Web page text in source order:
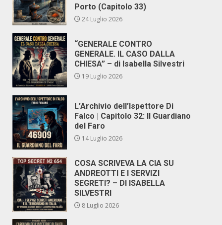
Porto (Capitolo 33)
24 Luglio 2026
“GENERALE CONTRO
GENERALE. IL CASO DALLA
CHIESA” – di Isabella Silvestri
19 Luglio 2026
L’Archivio dell’Ispettore Di
Falco | Capitolo 32: Il Guardiano
del Faro
14 Luglio 2026
COSA SCRIVEVA LA CIA SU
ANDREOTTI E I SERVIZI
SEGRETI? – DI ISABELLA
SILVESTRI
8 Luglio 2026